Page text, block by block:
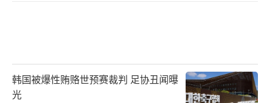
韩国被爆性贿赂世预赛裁判 足协丑闻曝
光